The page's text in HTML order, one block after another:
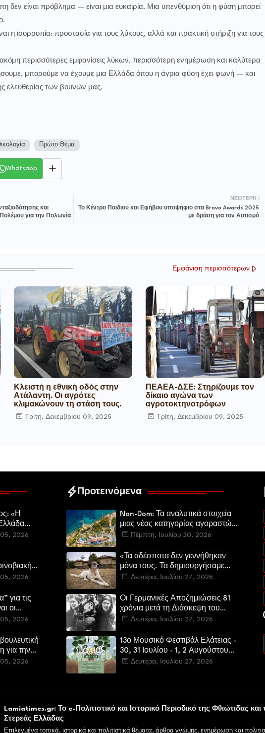
είναι πρόβλημα — είναι μια ευκαιρία. Μια υπενθύμιση ότι η φύση μπορεί
η ισορροπία: προστασία για τους λύκους, αλλά και πρακτική στήριξη για τους
περισσότερες εμφανίσεις λύκων, περισσότερη ενημέρωση και καλύτερα
μπορούμε να έχουμε μια Ελλάδα όπου η άγρια φύση έχει φωνή — και
ελευθερίας των βουνών μας.
Πρώτο Θέμα
Whatsapp
ΝΕΌΤΕΡΗ
Το Κέντρο Παιδιού και Εφήβου υποψήφιο στα Bravo Awards 2025
με δράση για τον Αυτισμό
και
για την Πολωνία
Εμφάνιση περισσότερων
Κλειστή η εθνική οδός στην
Ατάλαντη. Οι αγρότες
κλιμακώνουν τη στάση τους.
Τρίτη, Δεκεμβρίου 09, 2025
ΠΕΑΕΑ-ΔΣΕ: Στηρίζουμε τον
δίκαιο αγώνα των
αγροτοκτηνοτρόφων
Τρίτη, Δεκεμβρίου 09, 2025
«Η
και η
05, 2026
του
05, 2026
για τις
οι
µέσα και
05, 2026
για την
05, 2026
Προτεινόμενα
Non-Dom: Τα αναλυτικά στοιχεία
μιας νέας κατηγορίας αγοραστών
στην ελληνική αγορά πολυτελών
Πέμπτη, Ιουλίου 30, 2026
«Τα αδέσποτα δεν γεννήθηκαν
μόνα τους. Τα δημιουργήσαμε
εμείς.»
Δευτέρα, Ιουλίου 27, 2026
Οι Γερμανικές Αποζημιώσεις 81
χρόνια μετά τη Διάσκεψη του
Πότσνταμ
Δευτέρα, Ιουλίου 27, 2026
13ο Μουσικό Φεστιβάλ Ελάτειας -
30, 31 Ιουλίου - 1, 2 Αυγούστου
2026Δευτέρα, Ιουλίου 27, 2026
Lamiatimes.gr: Το e-Πολιτιστικό και Ιστορικό Περιοδικό της Φθιώτιδας και
Στερεάς Ελλάδας
Επιλεγμένα τοπικά, ιστορικά και πολιτιστικά θέματα, άρθρα γνώμης, ενημέρωση και